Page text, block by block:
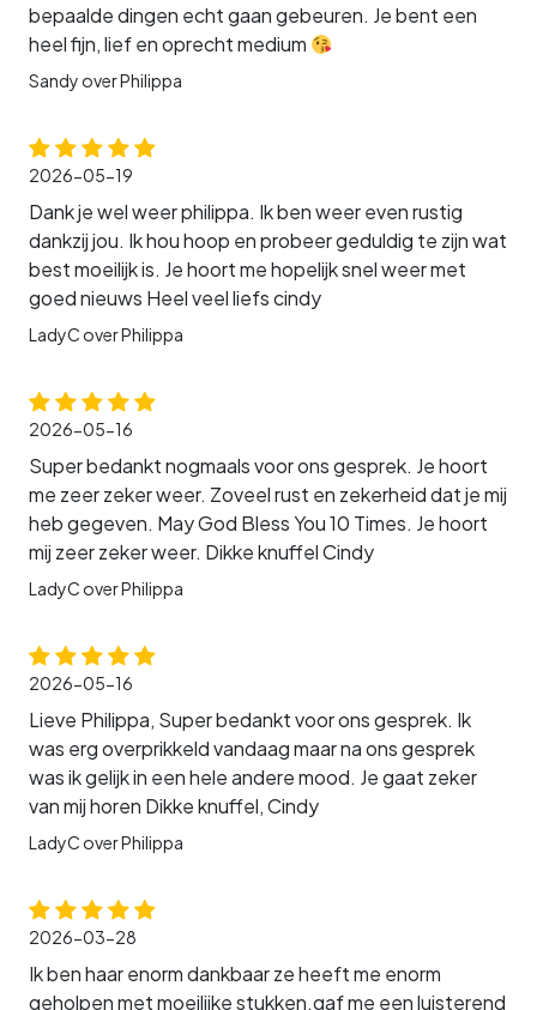
bepaalde dingen echt gaan gebeuren. Je bent een
heel fijn, lief en oprecht medium
Sandy over Philippa
2026-05-19
Dank je wel weer philippa. Ik ben weer even rustig
dankzij jou. Ik hou hoop en probeer geduldig te zijn wat
best moeilijk is. Je hoort me hopelijk snel weer met
goed nieuws Heel veel liefs cindy
LadyC over Philippa
2026-05-16
Super bedankt nogmaals voor ons gesprek. Je hoort
me zeer zeker weer. Zoveel rust en zekerheid dat je mij
heb gegeven. May God Bless You 10 Times. Je hoort
mij zeer zeker weer. Dikke knuffel Cindy
LadyC over Philippa
2026-05-16
Lieve Philippa, Super bedankt voor ons gesprek. Ik
was erg overprikkeld vandaag maar na ons gesprek
was ik gelijk in een hele andere mood. Je gaat zeker
van mij horen Dikke knuffel, Cindy
LadyC over Philippa
2026-03-28
Ik ben haar enorm dankbaar ze heeft me enorm
geholpen met moeilijke stukken.gaf me een luisterend